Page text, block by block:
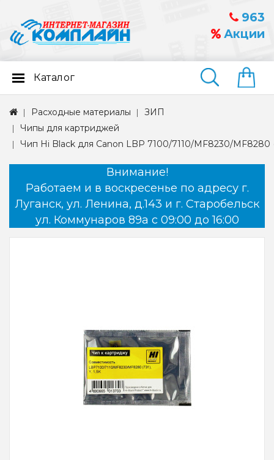
963
Акции
Найти
Каталог
Расходные материалы
ЗИП
Чипы для картриджей
Чип Hi Black для Canon LBP 7100/7110/MF8230/MF8280
Внимание!
Работаем и в воскресенье по адресу г.
Луганск, ул. Ленина, д.143 и г. Старобельск
ул. Коммунаров 89а с 09:00 до 16:00